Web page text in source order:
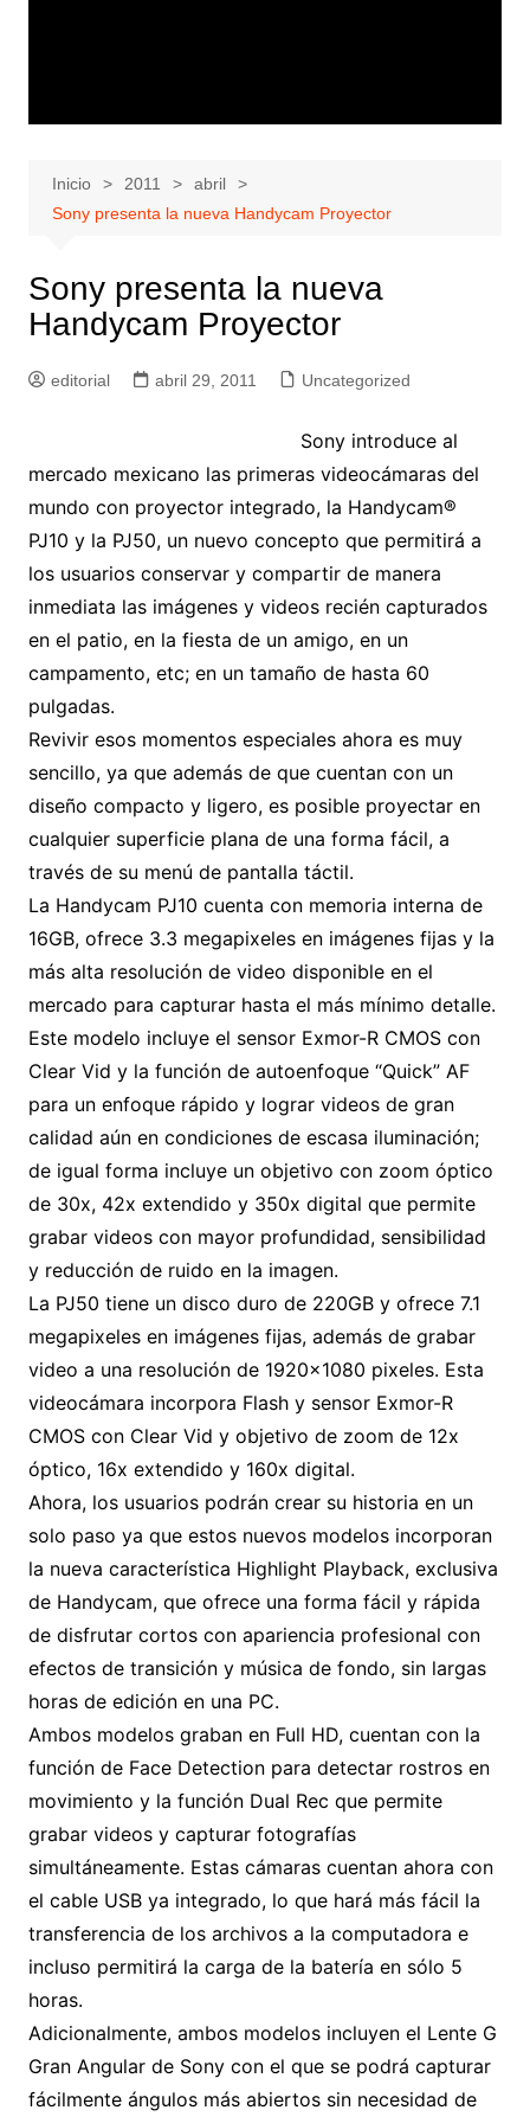
Inicio 2011
abril
Sony presenta la nueva Handycam Proyector
Sony presenta la nueva
Handycam Proyector
editorial abril 29, 2011 Uncategorized
Sony introduce al
mercado mexicano las primeras videocámaras del
mundo con proyector integrado, la Handycam®
PJ10 y la PJ50, un nuevo concepto que permitirá a
los usuarios conservar y compartir de manera
inmediata las imágenes y videos recién capturados
en el patio, en la fiesta de un amigo, en un
campamento, etc; en un tamaño de hasta 60
pulgadas.
Revivir esos momentos especiales ahora es muy
sencillo, ya que además de que cuentan con un
diseño compacto y ligero, es posible proyectar en
cualquier superficie plana de una forma fácil, a
través de su menú de pantalla táctil.
La Handycam PJ10 cuenta con memoria interna de
16GB, ofrece 3.3 megapixeles en imágenes fijas y la
más alta resolución de video disponible en el
mercado para capturar hasta el más mínimo detalle.
Este modelo incluye el sensor Exmor-R CMOS con
Clear Vid y la función de autoenfoque “Quick” AF
para un enfoque rápido y lograr videos de gran
calidad aún en condiciones de escasa iluminación;
de igual forma incluye un objetivo con zoom óptico
de 30x, 42x extendido y 350x digital que permite
grabar videos con mayor profundidad, sensibilidad
y reducción de ruido en la imagen.
La PJ50 tiene un disco duro de 220GB y ofrece 7.1
megapixeles en imágenes fijas, además de grabar
video a una resolución de 1920×1080 pixeles. Esta
videocámara incorpora Flash y sensor Exmor-R
CMOS con Clear Vid y objetivo de zoom de 12x
óptico, 16x extendido y 160x digital.
Ahora, los usuarios podrán crear su historia en un
solo paso ya que estos nuevos modelos incorporan
la nueva característica Highlight Playback, exclusiva
de Handycam, que ofrece una forma fácil y rápida
de disfrutar cortos con apariencia profesional con
efectos de transición y música de fondo, sin largas
horas de edición en una PC.
Ambos modelos graban en Full HD, cuentan con la
función de Face Detection para detectar rostros en
movimiento y la función Dual Rec que permite
grabar videos y capturar fotografías
simultáneamente. Estas cámaras cuentan ahora con
el cable USB ya integrado, lo que hará más fácil la
transferencia de los archivos a la computadora e
incluso permitirá la carga de la batería en sólo 5
horas.
Adicionalmente, ambos modelos incluyen el Lente G
Gran Angular de Sony con el que se podrá capturar
fácilmente ángulos más abiertos sin necesidad de